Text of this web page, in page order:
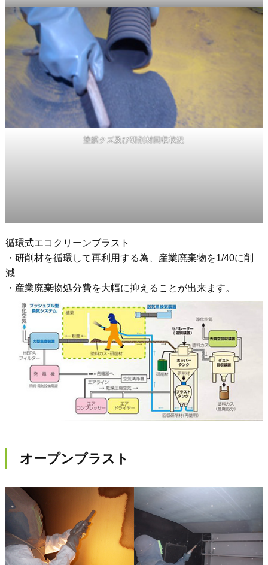
塗膜クズ及び研削材回収状況
循環式エコクリーンブラスト
・研削材を循環して再利用する為、産業廃棄物を1/40に削
減
・産業廃棄物処分費を大幅に抑えることが出来ます。
オープンブラスト